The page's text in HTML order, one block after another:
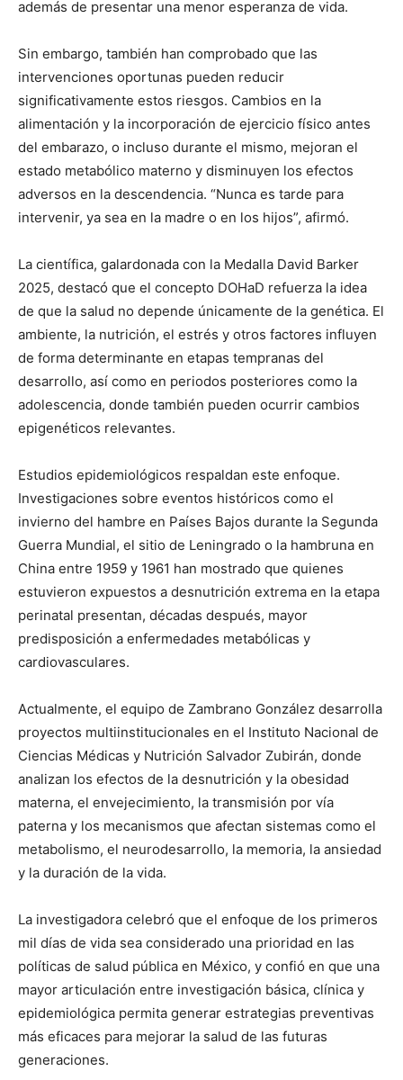
además de presentar una menor esperanza de vida.
Sin embargo, también han comprobado que las
intervenciones oportunas pueden reducir
significativamente estos riesgos. Cambios en la
alimentación y la incorporación de ejercicio físico antes
del embarazo, o incluso durante el mismo, mejoran el
estado metabólico materno y disminuyen los efectos
adversos en la descendencia. “Nunca es tarde para
intervenir, ya sea en la madre o en los hijos”, afirmó.
La científica, galardonada con la Medalla David Barker
2025, destacó que el concepto DOHaD refuerza la idea
de que la salud no depende únicamente de la genética. El
ambiente, la nutrición, el estrés y otros factores influyen
de forma determinante en etapas tempranas del
desarrollo, así como en periodos posteriores como la
adolescencia, donde también pueden ocurrir cambios
epigenéticos relevantes.
Estudios epidemiológicos respaldan este enfoque.
Investigaciones sobre eventos históricos como el
invierno del hambre en Países Bajos durante la Segunda
Guerra Mundial, el sitio de Leningrado o la hambruna en
China entre 1959 y 1961 han mostrado que quienes
estuvieron expuestos a desnutrición extrema en la etapa
perinatal presentan, décadas después, mayor
predisposición a enfermedades metabólicas y
cardiovasculares.
Actualmente, el equipo de Zambrano González desarrolla
proyectos multiinstitucionales en el Instituto Nacional de
Ciencias Médicas y Nutrición Salvador Zubirán, donde
analizan los efectos de la desnutrición y la obesidad
materna, el envejecimiento, la transmisión por vía
paterna y los mecanismos que afectan sistemas como el
metabolismo, el neurodesarrollo, la memoria, la ansiedad
y la duración de la vida.
La investigadora celebró que el enfoque de los primeros
mil días de vida sea considerado una prioridad en las
políticas de salud pública en México, y confió en que una
mayor articulación entre investigación básica, clínica y
epidemiológica permita generar estrategias preventivas
más eficaces para mejorar la salud de las futuras
generaciones.